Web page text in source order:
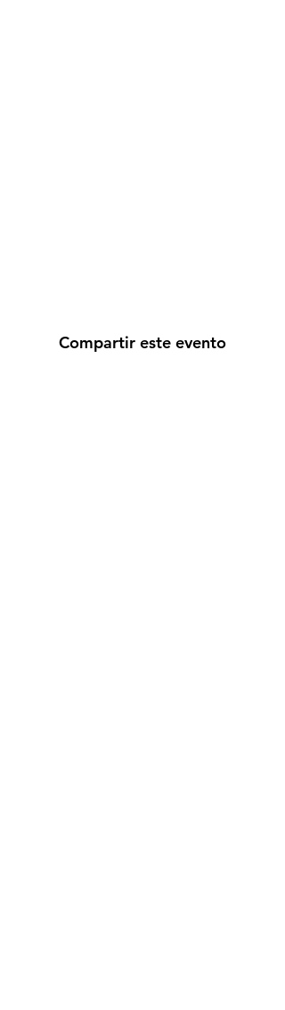
Compartir este evento